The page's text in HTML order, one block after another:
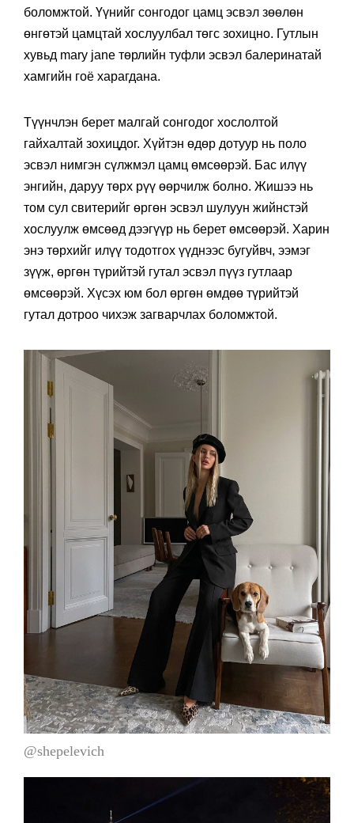
боломжтой. Үүнийг сонгодог цамц эсвэл зөөлөн
өнгөтэй цамцтай хослуулбал төгс зохицно. Гутлын
хувьд mary jane төрлийн туфли эсвэл балеринатай
хамгийн гоё харагдана.
Түүнчлэн берет малгай сонгодог хослолтой
гайхалтай зохицдог. Хүйтэн өдөр дотуур нь поло
эсвэл нимгэн сүлжмэл цамц өмсөөрэй. Бас илүү
энгийн, даруу төрх рүү өөрчилж болно. Жишээ нь
том сул свитерийг өргөн эсвэл шулуун жийнстэй
хослуулж өмсөөд дээгүүр нь берет өмсөөрэй. Харин
энэ төрхийг илүү тодотгох үүднээс бугуйвч, ээмэг
зүүж, өргөн түрийтэй гутал эсвэл пүүз гутлаар
өмсөөрэй. Хүсэх юм бол өргөн өмдөө түрийтэй
гутал дотроо чихэж загварчлах боломжтой.
@shepelevich